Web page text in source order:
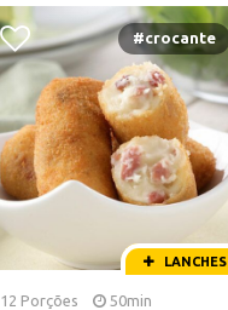
#crocante
LANCHES
12 Porções 50min